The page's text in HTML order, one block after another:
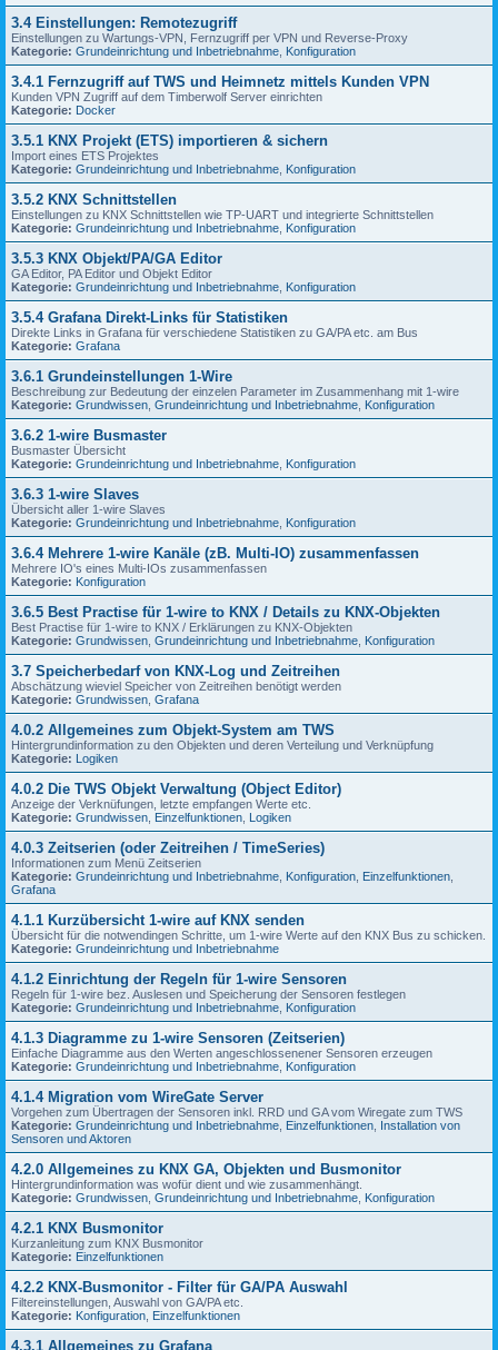
3.4 Einstellungen: Remotezugriff
Einstellungen zu Wartungs-VPN, Fernzugriff per VPN und Reverse-Proxy
Kategorie: Grundeinrichtung und Inbetriebnahme Konfiguration
3.4.1 Fernzugriff auf TWS und Heimnetz mittels Kunden VPN
Kunden VPN Zugriff auf dem Timberwolf Server einrichten
Kategorie: Docker
3.5.1 KNX Projekt (ETS) importieren & sichern
Import eines ETS Projektes
Kategorie: Grundeinrichtung und Inbetriebnahme Konfiguration
3.5.2 KNX Schnittstellen
Einstellungen zu KNX Schnittstellen wie TP-UART und integrierte Schnittstellen
Kategorie: Grundeinrichtung und Inbetriebnahme Konfiguration
3.5.3 KNX Objekt/PA/GA Editor
GA Editor, PA Editor und Objekt Editor
Kategorie: Grundeinrichtung und Inbetriebnahme Konfiguration
3.5.4 Grafana Direkt-Links für Statistiken
Direkte Links in Grafana für verschiedene Statistiken zu GA/PA etc. am Bus
Kategorie: Grafana
3.6.1 Grundeinstellungen 1-Wire
Beschreibung zur Bedeutung der einzelen Parameter im Zusammenhang mit 1-wire
Kategorie: Grundwissen Grundeinrichtung und Inbetriebnahme Konfiguration
3.6.2 1-wire Busmaster
Busmaster Übersicht
Kategorie: Grundeinrichtung und Inbetriebnahme Konfiguration
3.6.3 1-wire Slaves
Übersicht aller 1-wire Slaves
Kategorie: Grundeinrichtung und Inbetriebnahme Konfiguration
3.6.4 Mehrere 1-wire Kanäle (zB. Multi-IO) zusammenfassen
Mehrere IO's eines Multi-IOs zusammenfassen
Kategorie: Konfiguration
3.6.5 Best Practise für 1-wire to KNX / Details zu KNX-Objekten
Best Practise für 1-wire to KNX / Erklärungen zu KNX-Objekten
Kategorie: Grundwissen Grundeinrichtung und Inbetriebnahme Konfiguration
3.7 Speicherbedarf von KNX-Log und Zeitreihen
Abschätzung wieviel Speicher von Zeitreihen benötigt werden
Kategorie: Grundwissen Grafana
4.0.2 Allgemeines zum Objekt-System am TWS
Hintergrundinformation zu den Objekten und deren Verteilung und Verknüpfung
Kategorie: Logiken
4.0.2 Die TWS Objekt Verwaltung (Object Editor)
Anzeige der Verknüfungen, letzte empfangen Werte etc.
Kategorie: Grundwissen Einzelfunktionen Logiken
4.0.3 Zeitserien (oder Zeitreihen / TimeSeries)
Informationen zum Menü Zeitserien
Kategorie: Grundeinrichtung und Inbetriebnahme Konfiguration Einzelfunktionen
Grafana
4.1.1 Kurzübersicht 1-wire auf KNX senden
Übersicht für die notwendingen Schritte, um 1-wire Werte auf den KNX Bus zu schicken.
Kategorie: Grundeinrichtung und Inbetriebnahme
4.1.2 Einrichtung der Regeln für 1-wire Sensoren
Regeln für 1-wire bez. Auslesen und Speicherung der Sensoren festlegen
Kategorie: Grundeinrichtung und Inbetriebnahme Konfiguration
4.1.3 Diagramme zu 1-wire Sensoren (Zeitserien)
Einfache Diagramme aus den Werten angeschlossenener Sensoren erzeugen
Kategorie: Grundeinrichtung und Inbetriebnahme Konfiguration
4.1.4 Migration vom WireGate Server
Vorgehen zum Übertragen der Sensoren inkl. RRD und GA vom Wiregate zum TWS
Kategorie: Grundeinrichtung und Inbetriebnahme Einzelfunktionen Installation von
Sensoren und Aktoren
4.2.0 Allgemeines zu KNX GA, Objekten und Busmonitor
Hintergrundinformation was wofür dient und wie zusammenhängt.
Kategorie: Grundwissen Grundeinrichtung und Inbetriebnahme Konfiguration
4.2.1 KNX Busmonitor
Kurzanleitung zum KNX Busmonitor
Kategorie: Einzelfunktionen
4.2.2 KNX-Busmonitor - Filter für GA/PA Auswahl
Filtereinstellungen, Auswahl von GA/PA etc.
Kategorie: Konfiguration Einzelfunktionen
4.3.1 Allgemeines zu Grafana